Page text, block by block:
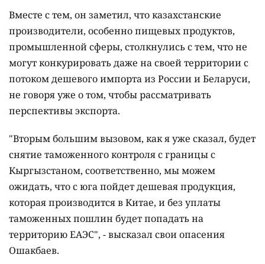
Вместе с тем, он заметил, что казахстанские
производители, особенно пищевых продуктов,
промышленной сферы, столкнулись с тем, что не
могут конкурировать даже на своей территории с
потоком дешевого импорта из России и Беларуси,
не говоря уже о том, чтобы рассматривать
перспективы экспорта.
"Вторым большим вызовом, как я уже сказал, будет
снятие таможенного контроля с границы с
Кыргызстаном, соответственно, мы можем
ожидать, что с юга пойдет дешевая продукция,
которая производится в Китае, и без уплаты
таможенных пошлин будет попадать на
территорию ЕАЭС", - высказал свои опасения
Ошакбаев.